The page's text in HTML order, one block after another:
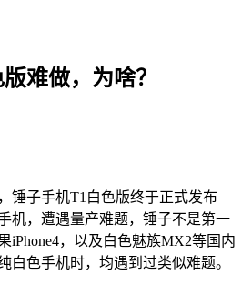
难做，为啥？
锤子手机T1白色版终于正式发布
机，遭遇量产难题，锤子不是第一
iPhone4，以及白色魅族MX2等国内
白色手机时，均遇到过类似难题。